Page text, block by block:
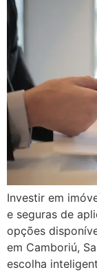
Investir em
e seguras de
opções
em Camboriú,
escolha